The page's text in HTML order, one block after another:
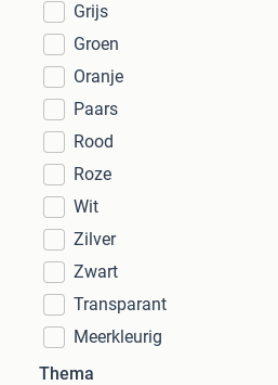
Grijs
Groen
Oranje
Paars
Rood
Roze
Wit
Zilver
Zwart
Transparant
Meerkleurig
Thema